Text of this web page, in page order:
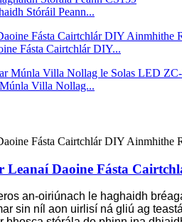
Stóráil Peann...
Fásta Cairtchlár DIY...
Villa Nollag...
Leanaí Daoine Fásta
an-oiriúnach le haghaidh
sin níl aon uirlisí ná gliú ag